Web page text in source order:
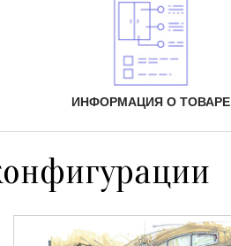
ИНФОРМАЦИЯ О ТОВАРЕ